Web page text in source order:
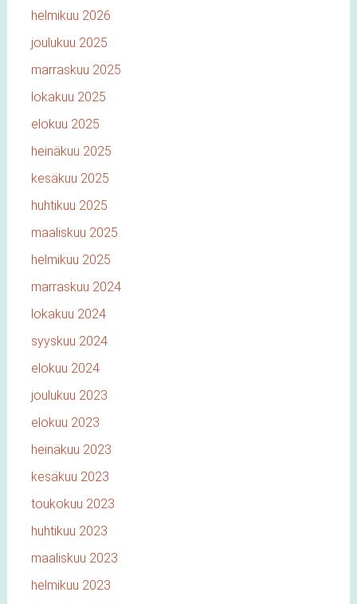
helmikuu 2026
joulukuu 2025
marraskuu 2025
lokakuu 2025
elokuu 2025
heinäkuu 2025
kesäkuu 2025
huhtikuu 2025
maaliskuu 2025
helmikuu 2025
marraskuu 2024
lokakuu 2024
syyskuu 2024
elokuu 2024
joulukuu 2023
elokuu 2023
heinäkuu 2023
kesäkuu 2023
toukokuu 2023
huhtikuu 2023
maaliskuu 2023
helmikuu 2023